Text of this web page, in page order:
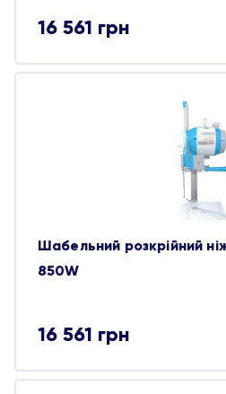
16 561 грн
Шабельний розкрійний
850W
16 561 грн